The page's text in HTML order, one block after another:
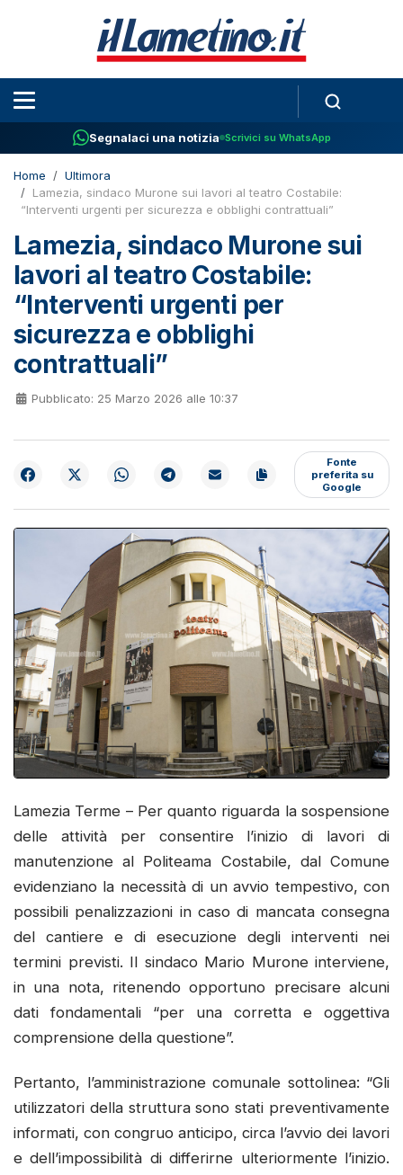
Segnalaci una notizia Scrivici su WhatsApp
Home
Ultimora
Lamezia, sindaco Murone sui lavori al teatro Costabile:
“Interventi urgenti per sicurezza e obblighi contrattuali”
Lamezia, sindaco Murone sui
lavori al teatro Costabile:
“Interventi urgenti per
sicurezza e obblighi
contrattuali”
Pubblicato: 25 Marzo 2026 alle 10:37
Fonte
preferita su
Google
Lamezia Terme – Per quanto riguarda la sospensione
delle attività per consentire l’inizio di lavori di
manutenzione al Politeama Costabile, dal Comune
evidenziano la necessità di un avvio tempestivo, con
possibili penalizzazioni in caso di mancata consegna
del cantiere e di esecuzione degli interventi nei
termini previsti. Il sindaco Mario Murone interviene,
in una nota, ritenendo opportuno precisare alcuni
dati fondamentali “per una corretta e oggettiva
comprensione della questione”.
Pertanto, l’amministrazione comunale sottolinea: “Gli
utilizzatori della struttura sono stati preventivamente
informati, con congruo anticipo, circa l’avvio dei lavori
e dell’impossibilità di differirne ulteriormente l’inizio.